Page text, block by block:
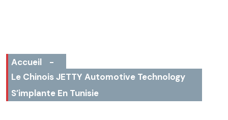
Accueil
-
Le Chinois JETTY Automotive Technology
S’implante En Tunisie